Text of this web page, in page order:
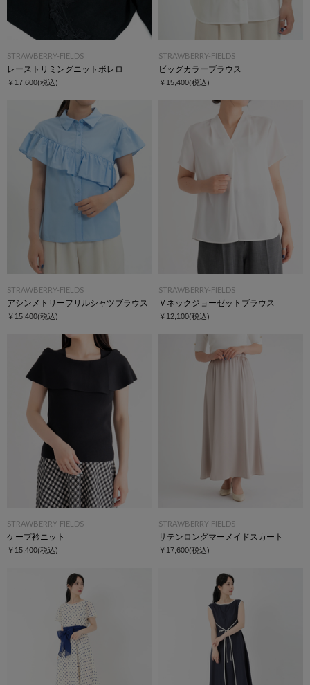
STRAWBERRY-FIELDS
レーストリミングニットボレロ
￥17,600(税込)
STRAWBERRY-FIELDS
ビッグカラーブラウス
￥15,400(税込)
STRAWBERRY-FIELDS
アシンメトリーフリルシャツブラウス
￥15,400(税込)
STRAWBERRY-FIELDS
Ｖネックジョーゼットブラウス
￥12,100(税込)
STRAWBERRY-FIELDS
ケープ衿ニット
￥15,400(税込)
STRAWBERRY-FIELDS
サテンロングマーメイドスカート
￥17,600(税込)